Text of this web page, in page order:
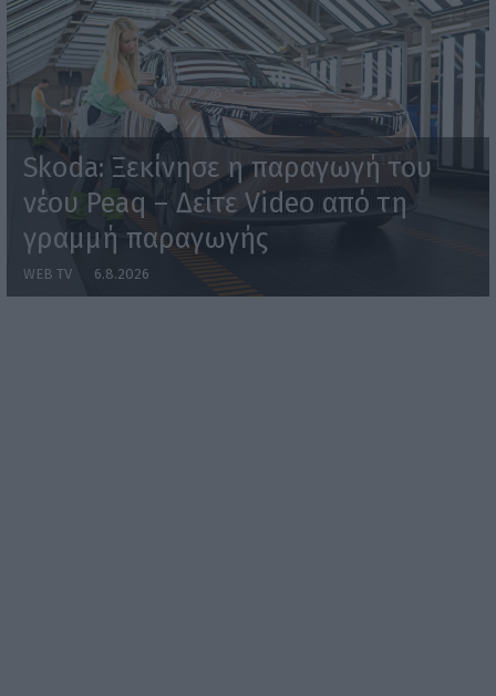
Skoda: Ξεκίνησε η παραγωγή του
νέου Peaq – Δείτε Video από τη
γραμμή παραγωγής
WEB TV 6.8.2026